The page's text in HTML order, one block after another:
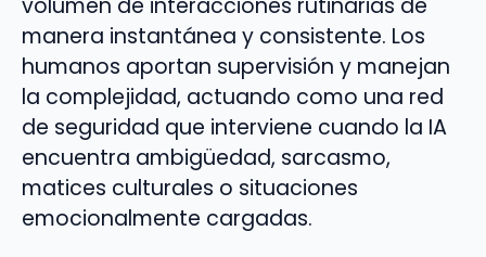
volumen de interacciones rutinarias de
manera instantánea y consistente. Los
humanos aportan supervisión y manejan
la complejidad, actuando como una red
de seguridad que interviene cuando la IA
encuentra ambigüedad, sarcasmo,
matices culturales o situaciones
emocionalmente cargadas.